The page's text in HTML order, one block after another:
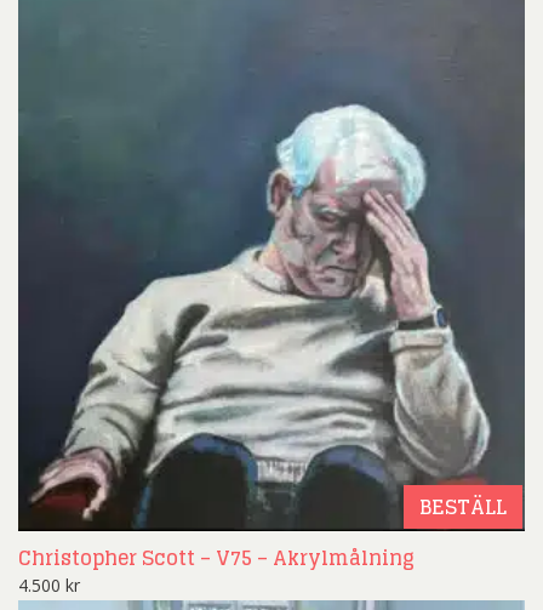
BESTÄLL
Christopher Scott – V75 – Akrylmålning
4.500 kr